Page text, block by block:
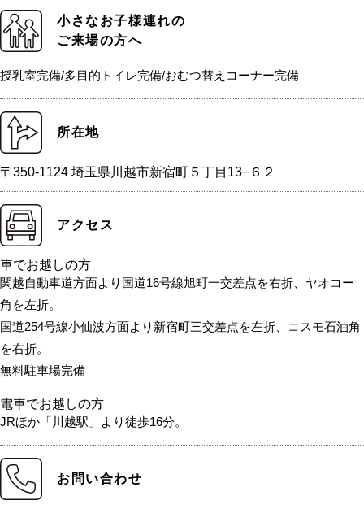
小さなお子様連れの
ご来場の方へ
授乳室完備/多目的トイレ完備/おむつ替えコーナー完備
所在地
〒350-1124 埼玉県川越市新宿町５丁目13−６２
アクセス
車でお越しの方
関越自動車道方面より国道16号線旭町一交差点を右折、ヤオコー
角を左折。
国道254号線小仙波方面より新宿町三交差点を左折、コスモ石油角
を右折。
無料駐車場完備
電車でお越しの方
JRほか「川越駅」より徒歩16分。
お問い合わせ